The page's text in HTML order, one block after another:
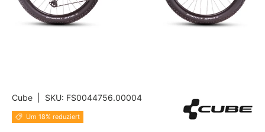
Cube SKU: FS0044756.00004
Um 18% reduziert